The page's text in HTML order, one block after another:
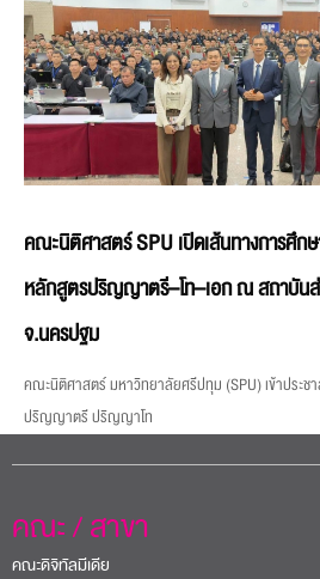
คณะนิติศาสตร์ SPU เปิดเส้นทางการศึก
หลักสูตรปริญญาตรี–โท–เอก ณ สถาบัน
จ.นครปฐม
คณะนิติศาสตร์ มหาวิทยาลัยศรีปทุม (SPU) เข้าประ
ปริญญาตรี ปริญญาโท
คณะ / สาขา
คณะดิจิทัลมีเดีย